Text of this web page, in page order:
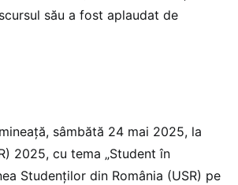
său a fost aplaudat de
sâmbătă 24 mai 2025, la
2025, cu tema „Student în
Studenților din România (USR) pe